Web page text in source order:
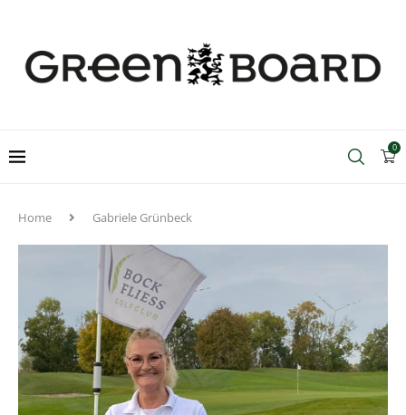
0
Home Gabriele Grünbeck